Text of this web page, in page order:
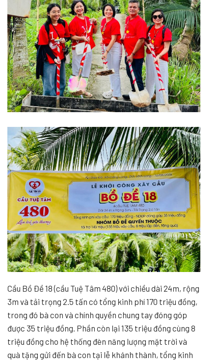
Cầu Bồ Đề 18 (cầu Tuệ Tâm 480) với chiều dài 24m, rộng
3m và tải trọng 2.5 tấn có tổng kinh phí 170 triệu đồng,
trong đó bà con và chính quyền chung tay đóng góp
được 35 triệu đồng. Phần còn lại 135 triệu đồng cùng 8
triệu đồng cho hệ thống đèn năng lượng mặt trời và
quà tặng gửi đến bà con tại lễ khánh thành, tổng kinh